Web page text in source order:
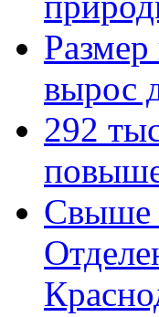
вырос
292
Свыше